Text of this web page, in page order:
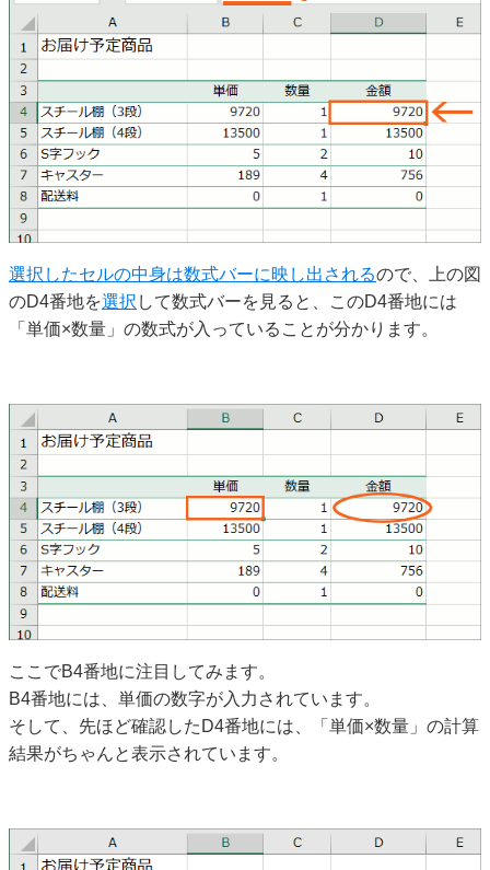
選択したセルの中身は数式バーに映し出されるので、上の図
のD4番地を選択 して数式バーを見ると、このD4番地には
「単価×数量」の数式が入っていることが分かります。
ここでB4番地に注目してみます。
B4番地には、単価の数字が入力されています。
そして、先ほど確認したD4番地には、「単価×数量」の計算
結果がちゃんと表示されています。